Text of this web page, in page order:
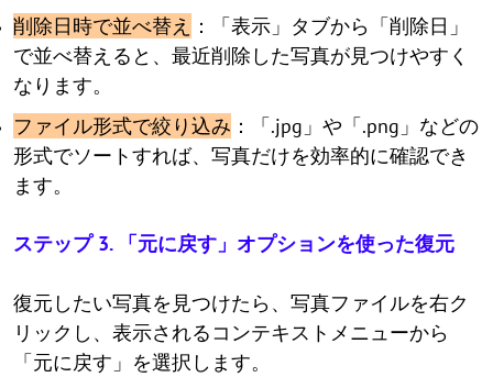
削除日時で並べ替え
：「表示」タブから「削除日」
で並べ替えると、最近削除した写真が見つけやすく
なります。
ファイル形式で絞り込み ：「.jpg」や「.png」などの
形式でソートすれば、写真だけを効率的に確認でき
ます。
ステップ 3. 「元に戻す」オプションを使った復元
復元したい写真を見つけたら、写真ファイルを右ク
リックし、表示されるコンテキストメニューから
「元に戻す」を選択します。